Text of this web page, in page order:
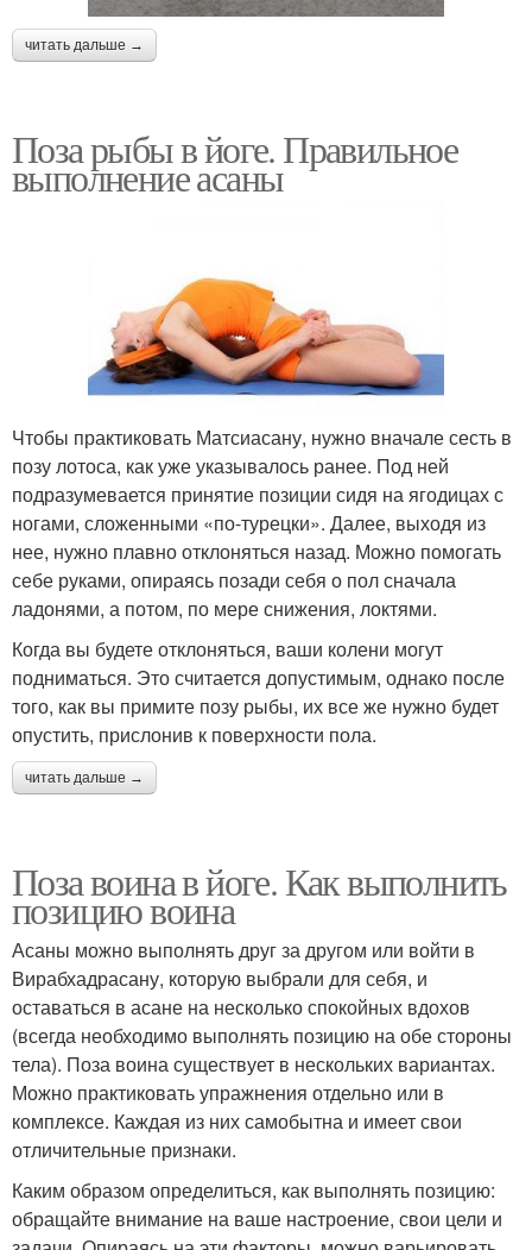
читать дальше →
Поза рыбы в йоге. Правильное
выполнение асаны
Чтобы практиковать Матсиасану, нужно вначале сесть в
позу лотоса, как уже указывалось ранее. Под ней
подразумевается принятие позиции сидя на ягодицах с
ногами, сложенными «по-турецки». Далее, выходя из
нее, нужно плавно отклоняться назад. Можно помогать
себе руками, опираясь позади себя о пол сначала
ладонями, а потом, по мере снижения, локтями.
Когда вы будете отклоняться, ваши колени могут
подниматься. Это считается допустимым, однако после
того, как вы примите позу рыбы, их все же нужно будет
опустить, прислонив к поверхности пола.
читать дальше →
Поза воина в йоге. Как выполнить
позицию воина
Асаны можно выполнять друг за другом или войти в
Вирабхадрасану, которую выбрали для себя, и
оставаться в асане на несколько спокойных вдохов
(всегда необходимо выполнять позицию на обе стороны
тела). Поза воина существует в нескольких вариантах.
Можно практиковать упражнения отдельно или в
комплексе. Каждая из них самобытна и имеет свои
отличительные признаки.
Каким образом определиться, как выполнять позицию:
обращайте внимание на ваше настроение, свои цели и